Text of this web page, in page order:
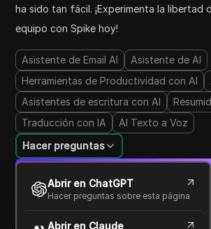
ha sido tan fácil. ¡Experimenta la libertad
equipo con Spike hoy!
Asistente de Email AI
Asistente de AI
Herramientas de Productividad con AI
Asistentes de escritura con AI
Traducción con IA
AI Texto a Voz
Hacer preguntas
Abrir en ChatGPT
Hacer preguntas sobre esta página
Abrir en Claude